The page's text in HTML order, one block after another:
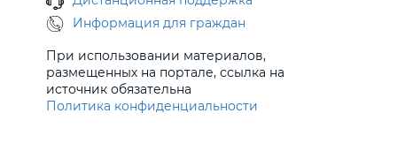
Информация для граждан
При использовании материалов,
размещенных на портале, ссылка на
источник обязательна
Политика конфиденциальности